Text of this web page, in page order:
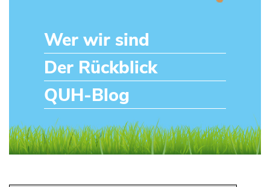
Wer wir sind
Der Rückblick
QUH-Blog